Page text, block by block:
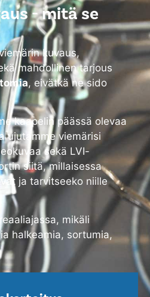
- mitä se
kuvaus,
mahdollinen tarjous
, eivätkä ne sido
kaapelin päässä olevaa
ujutamme viemärisi
sekä LVI-
siitä, millaisessa
ja tarvitseeko niille
mikäli
halkeamia, sortumia,